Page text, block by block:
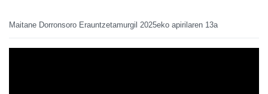
Maitane Dorronsoro Erauntzetamurgil 2025eko apirilaren 13a